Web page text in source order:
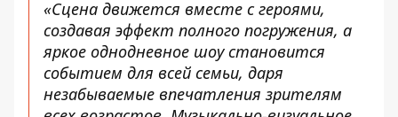
«Сцена движется вместе с героями,
создавая эффект полного погружения, а
яркое однодневное шоу становится
событием для всей семьи, даря
незабываемые впечатления зрителям